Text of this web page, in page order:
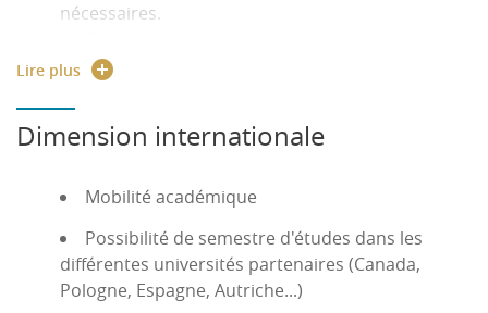
nécessaires.
création d'une entreprise
reprise d'une entreprise
Gérer les risques financiers et économiques
ou de développement de l'entreprise
Développer la motivation de ses
collaborateurs
Manager les équipes
Lire plus
Dimension internationale
Mobilité académique
Possibilité de semestre d'études dans les
différentes universités partenaires (Canada,
Pologne, Espagne, Autriche...)